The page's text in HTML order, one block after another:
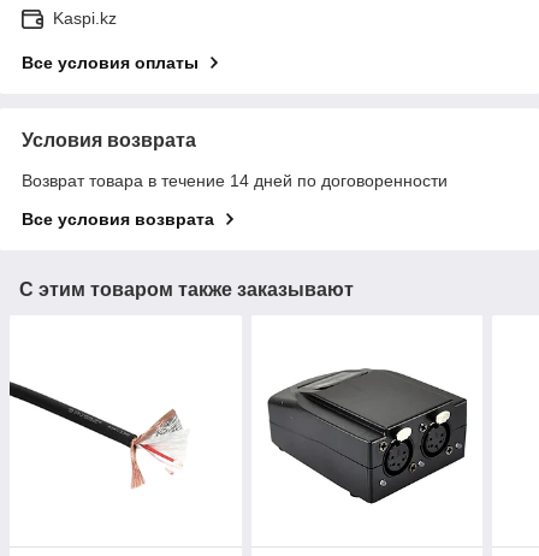
Kaspi.kz
Все условия оплаты
Условия возврата
Возврат товара в течение 14 дней по договоренности
Все условия возврата
С этим товаром также заказывают